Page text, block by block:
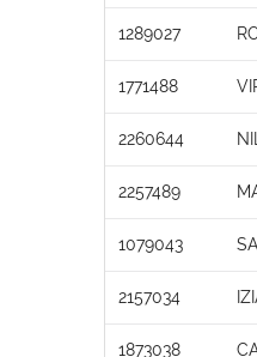
1289027
1771488
2260644
2257489
1079043
2157034
1873038